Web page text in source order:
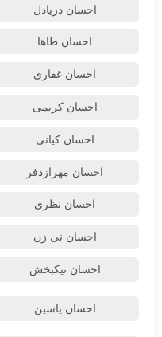
احسان دریادل
احسان طاها
احسان غفاری
احسان کریمی
احسان کیانی
احسان مهرازدفر
احسان نظری
احسان نی زن
احسان نیکبخش
احسان یاسین